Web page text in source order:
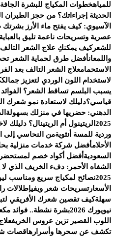
للمياهخطوات المكياج للبشرة الجافة
الحديثة إجراءاتك؟ من حجز
الآسيوي: كيف يفتح ماء الأرز بشرتك
عصرية وتسريحات ناعمة تليق بالعباية
للشعركيف يمكنكِ علاج الشعر
واللمعانأفضل طرق لحماية الشعر
الاستحمامعلاج الشعر التالف بعد
لاستخدام اللون الوردي لتعزيز جمالك
يسبب البلسم تساقط الشعر؟ الفوائد
قياسي؟دليلك لاستعادة نمو شعرك
الدهني: حضريها في منزلك بسهولة
2025 الريتينول أم الريتينال؟ دليلك
وردية للمسة أنثويةمن النحاسي إلى
الأحلامأفضل شركة خدمات منزلية
السعودية أفضل أكواد خصم
الشفاه الأحمر: دفء الخريف الذي لا
2025نصائح لمكياج سريع ومناسب
الأسعارتسريحات شعر ويفيإطلالات
سهلةكيف تقصين شعرك الأفريقي
نيويورك 2026
بشرة نشطة.. فوائد
اللوب القصير تزين عروس الخريف
تكشف عن سحرها وأسرارهاقصات